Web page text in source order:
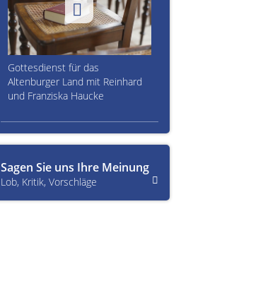
Gottesdienst für das
Altenburger Land mit Reinhard
und Franziska Haucke
Sagen Sie uns Ihre Meinung
Lob, Kritik, Vorschläge